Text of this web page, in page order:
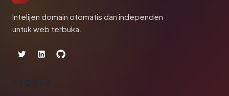
Intelijen domain otomatis dan independen
untuk web terbuka.
PRODUK